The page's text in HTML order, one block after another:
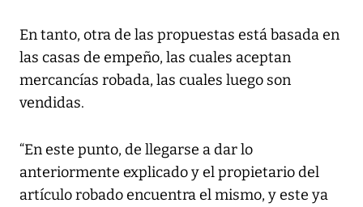
En tanto, otra de las propuestas está basada en
las casas de empeño, las cuales aceptan
mercancías robada, las cuales luego son
vendidas.
“En este punto, de llegarse a dar lo
anteriormente explicado y el propietario del
artículo robado encuentra el mismo, y este ya